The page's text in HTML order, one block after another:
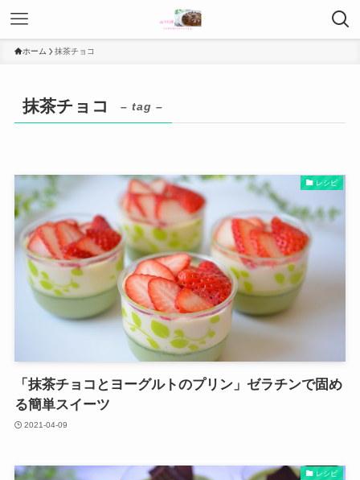
ホーム 抹茶チョコ
抹茶チョコ – tag –
レシピ
「抹茶チョコとヨーグルトのプリン」ゼラチンで固め
る簡単スイーツ
2021-04-09
レシピ